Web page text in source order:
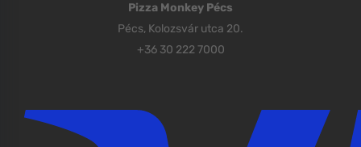
Pizza Monkey Pécs
Pécs, Kolozsvár utca 20.
+36 30 222 7000